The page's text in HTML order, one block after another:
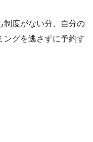
制度がない分、自分の
ングを逃さずに予約す